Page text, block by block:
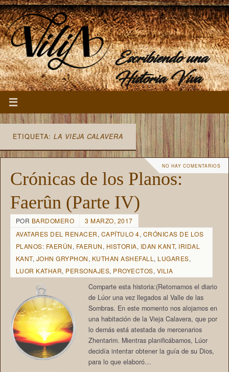
Escribiendo una
Historia Viva
ETIQUETA: LA VIEJA CALAVERA
NO HAY COMENTARIOS
Crónicas de los Planos:
Faerûn (Parte IV)
POR BARDOMERO
3 MARZO, 2017
AVATARES DEL RENACER, CAPÍTULO 4, CRÓNICAS DE LOS
PLANOS: FAERÛN, FAERUN, HISTORIA, IDAN KANT, IRIDAL
KANT, JOHN GRYPHON, KUTHAN ASHEFALL, LUGARES,
LUOR KATHAR, PERSONAJES, PROYECTOS, VILIA
Comparte esta historia:(Retomamos el diario
de Lúor una vez llegados al Valle de las
Sombras. En este momento nos alojamos en
una habitación de la Vieja Calavera, que por
lo demás está atestada de mercenarios
Zhentarim. Mientras planificábamos, Lúor
decidía intentar obtener la guía de su Dios,
para lo que elaboró…